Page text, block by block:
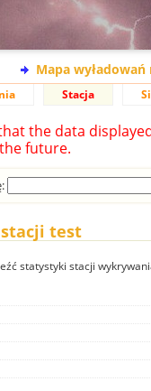
Mapa wyładowań
Stacja
the data
future.
test
statystyki stacji